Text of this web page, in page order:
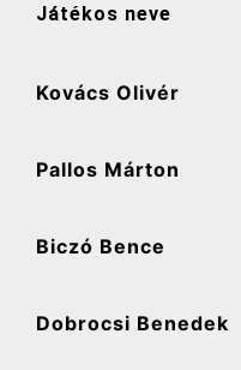
Játékos neve
Kovács Olivér
Pallos Márton
Biczó Bence
Dobrocsi Benedek